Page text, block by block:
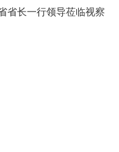
省长一行领导莅临视察